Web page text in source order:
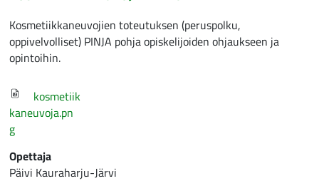
Kosmetiikkaneuvojien toteutuksen (peruspolku,
oppivelvolliset) PINJA pohja opiskelijoiden ohjaukseen ja
opintoihin.
kosmetiik
kaneuvoja.pn
g
Opettaja
Päivi Kauraharju-Järvi